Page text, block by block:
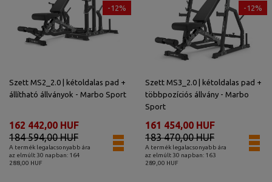
-12%
Szett MS2_2.0 | kétoldalas pad +
állítható állványok - Marbo Sport
A termék legalacsonyabb ára
az elmúlt 30 napban: 164
288,00 HUF
184 594,00 HUF
162 442,00 HUF
-12%
Szett MS3_2.0 | kétoldalas pad +
többpozíciós állvány - Marbo
Sport
A termék legalacsonyabb ára
az elmúlt 30 napban: 163
289,00 HUF
183 470,00 HUF
161 454,00 HUF